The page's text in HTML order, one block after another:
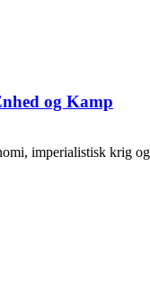
og Kamp
imperialistisk krig